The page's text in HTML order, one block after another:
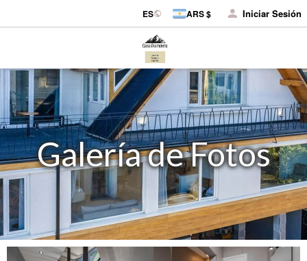
ES ARS $ Iniciar Sesión
Galería de Fotos